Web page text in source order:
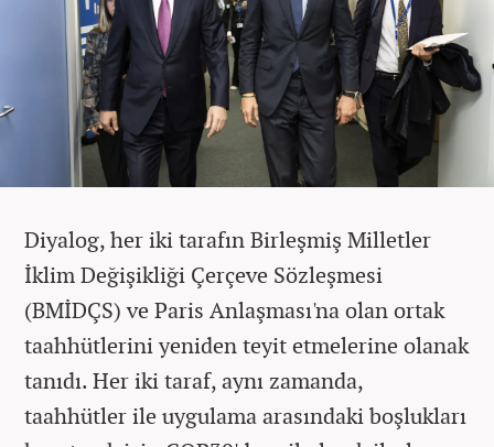
Diyalog, her iki tarafın Birleşmiş Milletler
İklim Değişikliği Çerçeve Sözleşmesi
(BMİDÇS) ve Paris Anlaşması'na olan ortak
taahhütlerini yeniden teyit etmelerine olanak
tanıdı. Her iki taraf, aynı zamanda,
taahhütler ile uygulama arasındaki boşlukları